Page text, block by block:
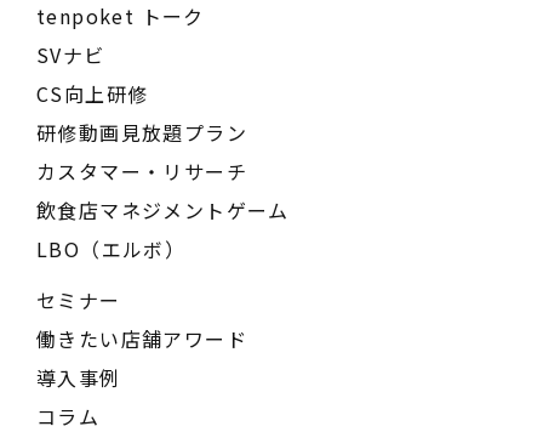
tenpoket トーク
SVナビ
CS向上研修
研修動画見放題プラン
カスタマー・リサーチ
飲食店マネジメントゲーム
LBO（エルボ）
セミナー
働きたい店舗アワード
導入事例
コラム